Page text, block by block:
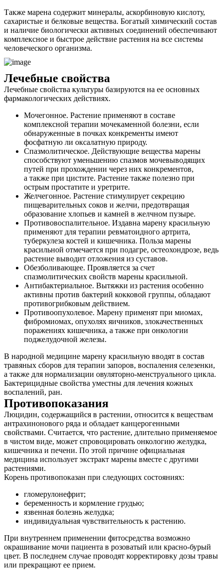
Также марена содержит минералы, аскорбиновую кислоту,
сахаристые и белковые вещества. Богатый химический состав
и наличие биологически активных соединений обеспечивают
комплексное и быстрое действие растения на все системы
человеческого организма.
Лечебные свойства
Лечебные свойства культуры базируются на ее основных
фармакологических действиях.
Мочегонное. Растение применяют в составе
комплексной терапии мочекаменной болезни, если
обнаруженные в почках конкременты имеют
фосфатную ли оксалатную природу.
Спазмолитическое. Действующие вещества марены
способствуют уменьшению спазмов мочевыводящих
путей при прохождении через них конкрементов,
а также при цистите. Растение также полезно при
острым простатите и уретрите.
Желчегонное. Растение стимулирует секрецию
пищеварительных соков и желчи, предотвращая
образование хлопьев и камней в желчном пузыре.
Противовоспалительное. Издавна марену красильную
применяют для терапии ревматоидного артрита,
туберкулеза костей и кишечника. Польза марены
красильной отмечается при подагре, остеохондрозе, ведь
растение выводит отложения из суставов.
Обезболивающее. Проявляется за счет
спазмолитических свойств марены красильной.
Антибактериальное. Вытяжки из растения особенно
активны против бактерий кокковой группы, обладают
противогрибковым действием.
Противоопухолевое. Марену применят при миомах,
фибромиомах, опухолях яичников, злокачественных
поражениях кишечника, а также при онкологии
поджелудочной железы.
В народной медицине марену красильную вводят в состав
травяных сборов для терапии запоров, воспаления селезенки,
а также для нормализации овуляторно-менструального цикла.
Бактерицидные свойства уместны для лечения кожных
воспалений, ран.
Противопоказания
Люцидин, содержащийся в растении, относится к веществам
антрахинонового ряда и обладает канцерогенными
свойствами. Считается, что растение, длительно применяемое
в чистом виде, может спровоцировать онкологию желудка,
кишечника и печени. По этой причине официальная
медицина использует экстракт марены вместе с другими
растениями.
Корень противопоказан при следующих состояниях:
гломерулонефрит;
беременность и кормление грудью;
язвенная болезнь желудка;
индивидуальная чувствительность к растению.
При внутреннем применении фитосредства возможно
окрашивание мочи пациента в розоватый или красно-бурый
цвет. В последнем случае проводят корректировку дозы травы
или прекращают ее прием.